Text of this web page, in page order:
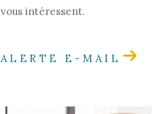
intéressent.
E-MAIL